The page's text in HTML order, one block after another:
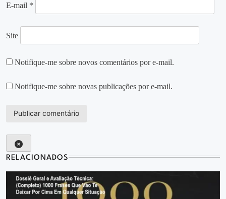
E-mail *
Site
Notifique-me sobre novos comentários por e-mail.
Notifique-me sobre novas publicações por e-mail.
RELACIONADOS